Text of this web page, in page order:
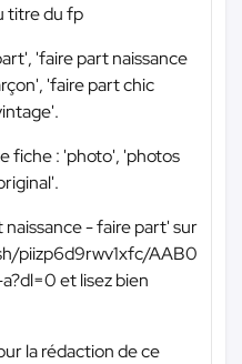
titre du fp
'faire part naissance
'faire part chic
fiche : 'photo', 'photos
- faire part' sur
piizp6d9rwv1xfc/AAB0
et lisez bien
la rédaction de ce